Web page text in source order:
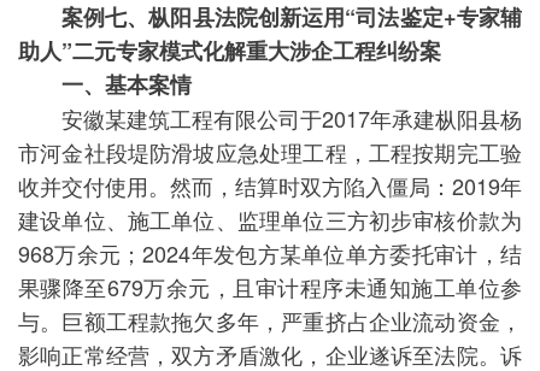
案例七、枞阳县法院创新运用“司法鉴定+专家辅
助人”二元专家模式化解重大涉企工程纠纷案
一、基本案情
安徽某建筑工程有限公司于2017年承建枞阳县杨
市河金社段堤防滑坡应急处理工程，工程按期完工验
收并交付使用。然而，结算时双方陷入僵局：2019年
建设单位、施工单位、监理单位三方初步审核价款为
968万余元；2024年发包方某单位单方委托审计，结
果骤降至679万余元，且审计程序未通知施工单位参
与。巨额工程款拖欠多年，严重挤占企业流动资金，
影响正常经营，双方矛盾激化，企业遂诉至法院。诉